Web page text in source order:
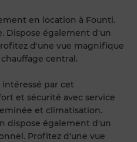
en location à Founti.
Dispose également d'un
d'une vue magnifique
central.
intéressé par cet
et sécurité avec service
et climatisation.
dispose également d'un
Profitez d'une vue